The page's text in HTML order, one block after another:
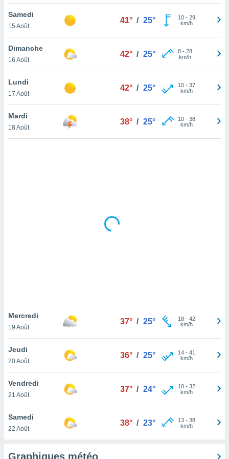
votre
à
en
le
notre
que
et que
Samedi
15 Août
41° / 25° 10- 29
km/h
Dimanche
16 Août
42° / 25° 8- 28
km/h
Lundi
17 Août
42° / 25° 10- 37
km/h
Mardi
18 Août
38° / 25° 10- 38
km/h
Mercredi
19 Août
37° / 25° 18- 42
km/h
Jeudi
20 Août
36° / 25° 14- 41
km/h
Vendredi
21 Août
37° / 24° 10- 32
km/h
Samedi
22 Août
38° / 23° 13- 38
km/h
Graphiques météo